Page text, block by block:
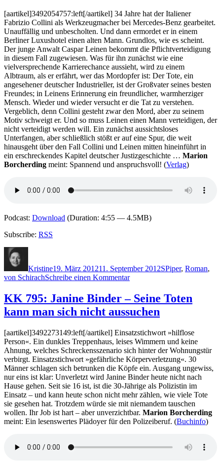
der
Vater
so
der
Tod
[aartikel]3492054757:left[/aartikel] 34 Jahre hat der Italiener
Fabrizio Collini als Werkzeugmacher bei Mercedes-Benz gearbeitet.
Unauffällig und unbescholten. Und dann ermordet er in einem
Berliner Luxushotel einen alten Mann. Grundlos, wie es scheint.
Der junge Anwalt Caspar Leinen bekommt die Pflichtverteidigung
in diesem Fall zugewiesen. Was für ihn zunächst wie eine
vielversprechende Karrierechance aussieht, wird zu einem
Albtraum, als er erfährt, wer das Mordopfer ist: Der Tote, ein
angesehener deutscher Industrieller, ist der Großvater seines besten
Freundes; in Leinens Erinnerung ein freundlicher, warmherziger
Mensch. Wieder und wieder versucht er die Tat zu verstehen.
Vergeblich, denn Collini gesteht zwar den Mord, aber zu seinem
Motiv schweigt er. Und so muss Leinen einen Mann verteidigen, der
nicht verteidigt werden will. Ein zunächst aussichtsloses
Unterfangen, aber schließlich stößt er auf eine Spur, die weit
hinausgeht über den Fall Collini und Leinen mitten hineinführt in
ein erschreckendes Kapitel deutscher Justizgeschichte … Marion
Borcherding meint: Spannend und anspruchsvoll! (Verlag)
Podcast: Download (Duration: 4:55 — 4.5MB)
Subscribe: RSS
Kristine19. März 201211. September 2012SPiper, Roman,
von SchirachSchreibe einen Kommentarzu
803:
Ferdinand
von
–
Der
Fall
Collini
KK 795: Janine Binder – Seine Toten
kann man sich nicht aussuchen
[aartikel]3492273149:left[/aartikel] Einsatzstichwort »hilflose
Person«. Ein dunkles Treppenhaus, leises Wimmern und keine
Ahnung, welches Schreckensszenario sich hinter der Wohnungstür
verbirgt. Einsatzstichwort »gefährliche Körperverletzung«. 30
Männer schlagen sich betrunken die Köpfe ein. Ausgang ungewiss,
nur eins ist klar: Unverletzt wird Janine Binder heute nicht nach
Hause gehen. Seit sie 16 ist, ist die 30-Jährige als Polizistin im
Einsatz – und kann heute schon nicht mehr zählen, wie viele Tote
sie gesehen hat. Trotzdem würde sie mit niemandem tauschen
wollen. Ihr Job ist hart – aber unverzichtbar. Marion Borcherding
meint: Ein lesenswertes Plädoyer für den Polizeiberuf. (Buchinfo)